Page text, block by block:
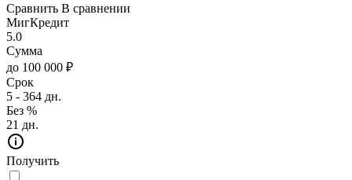
Сравнить В сравнении
МигКредит
5.0
Сумма
до 100 000 ₽
Срок
5 - 364 дн.
Без %
21 дн.
Получить